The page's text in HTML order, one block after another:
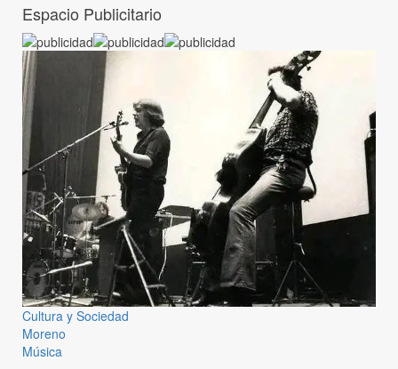
Espacio Publicitario
Cultura y Sociedad
Moreno
Música